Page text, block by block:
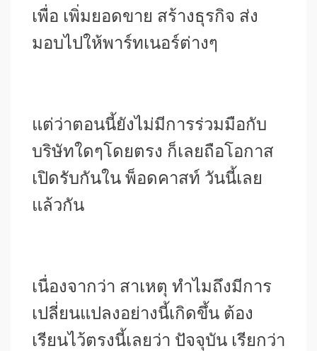
เพื่อ เพิ่มยอดขาย สร้างธุรกิจ ส่ง
มอบไปให้พาร์ทเนอร์ต่างๆ
แต่ว่าตอนนี้ยังไม่มีการร่วมมือกับ
บริษัทใดๆโดยตรง ก็เลยถือโอกาส
เปิดรับกันใน พ็อดคาสท์ วันนี้เลย
แล้วกัน
เนื่องจากว่า สาเหตุ ทำไมถึงมีการ
เปลี่ยนแปลงอย่างนี้เกิดขึ้น ต้อง
เรียนไว้ตรงนี้เลยว่า ปัจจุบัน เรียกว่า